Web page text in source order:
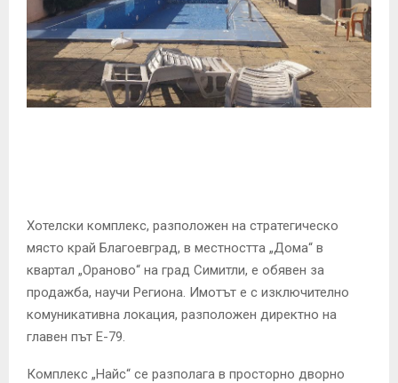
M
E
Хотелски комплекс, разположен на стратегическо
място край Благоевград, в местността „Дома“ в
квартал „Ораново“ на град Симитли, е обявен за
продажба, научи Региона. Имотът е с изключително
комуникативна локация, разположен директно на
главен път Е-79.
Комплекс „Найс“ се разполага в просторно дворно